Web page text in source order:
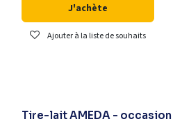
J'achète
Ajouter à la liste de souhaits
Tire-lait AMEDA - occasion